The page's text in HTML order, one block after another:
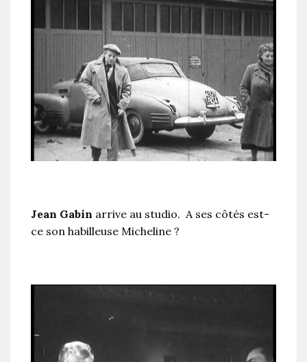
Jean Gabin arrive au studio. A ses côtés est-
ce son habilleuse Micheline ?